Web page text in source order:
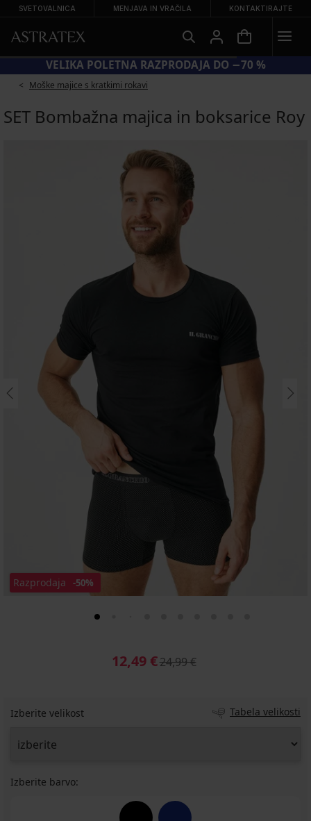
SVETOVALNICA MENJAVA IN VRAČILA KONTAKTIRAJTE
VELIKA POLETNA RAZPRODAJA DO −70 %
Moške majice s kratkimi rokavi
SET Bombažna majica in boksarice Roy
Razprodaja -50%
12,49 €24,99 €
Izberite velikost Tabela velikosti
Izberite barvo: